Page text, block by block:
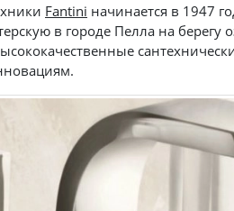
Fantini начинается в 1947
в городе Пелла на берегу